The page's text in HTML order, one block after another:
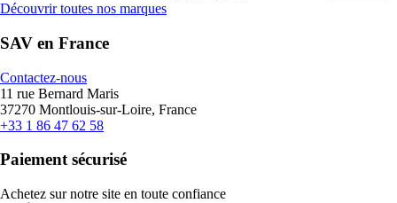
Découvrir toutes nos marques
SAV en France
Contactez-nous
11 rue Bernard Maris
37270 Montlouis-sur-Loire, France
+33 1 86 47 62 58
Paiement sécurisé
Achetez sur notre site en toute confiance